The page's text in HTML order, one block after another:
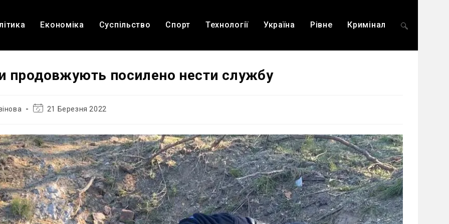
Економіка Суспільство Спорт Технології Україна Рівне Кримінал Перемкнути
веб-
продовжують посилено нести службу
Остання21 Березня 2022